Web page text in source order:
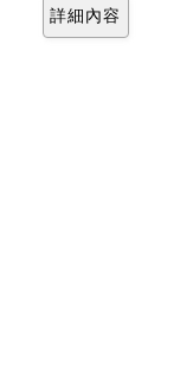
詳細內容